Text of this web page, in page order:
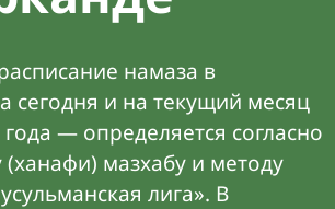
намаза в
сегодня и на текущий месяц
— определяется согласно
мазхабу и методу
лига». В